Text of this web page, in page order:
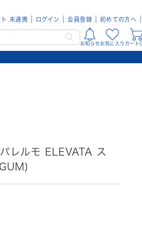
未連携 ログイン 会員登録 初めての方へ
お知らせお気に入り カート
レルモ ELEVATA ス